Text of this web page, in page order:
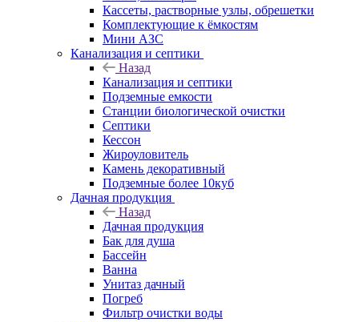
Кассеты, растворные узлы, обрешетки
Комплектующие к ёмкостям
Мини АЗС
Канализация и септики
Назад
Канализация и септики
Подземные емкости
Станции биологической очистки
Септики
Кессон
Жироуловитель
Камень декоративный
Подземные более 10куб
Дачная продукция
Назад
Дачная продукция
Бак для душа
Бассейн
Ванна
Унитаз дачный
Погреб
Фильтр очистки воды